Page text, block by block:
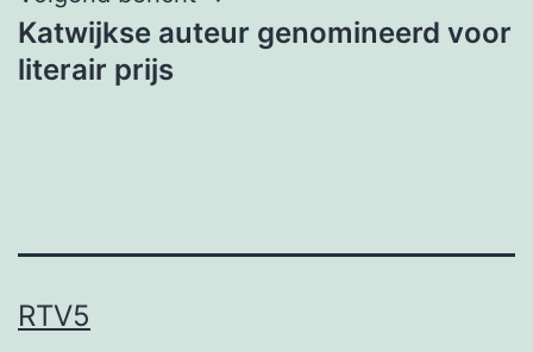
Katwijkse auteur genomineerd voor
literair prijs
RTV5